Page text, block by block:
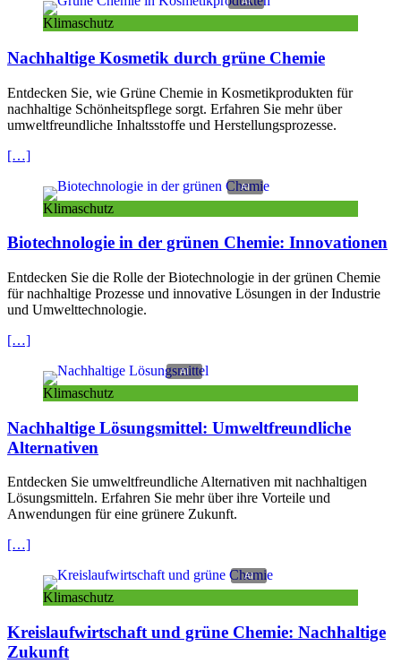
Klimaschutz
Nachhaltige Kosmetik durch grüne Chemie
Entdecken Sie, wie Grüne Chemie in Kosmetikprodukten für
nachhaltige Schönheitspflege sorgt. Erfahren Sie mehr über
umweltfreundliche Inhaltsstoffe und Herstellungsprozesse.
[…]
Klimaschutz
Biotechnologie in der grünen Chemie: Innovationen
Entdecken Sie die Rolle der Biotechnologie in der grünen Chemie
für nachhaltige Prozesse und innovative Lösungen in der Industrie
und Umwelttechnologie.
[…]
Klimaschutz
Nachhaltige Lösungsmittel: Umweltfreundliche
Alternativen
Entdecken Sie umweltfreundliche Alternativen mit nachhaltigen
Lösungsmitteln. Erfahren Sie mehr über ihre Vorteile und
Anwendungen für eine grünere Zukunft.
[…]
Klimaschutz
Kreislaufwirtschaft und grüne Chemie: Nachhaltige
Zukunft